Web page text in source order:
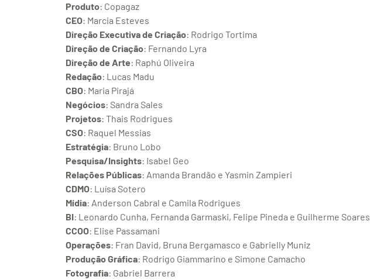
Produto: Copagaz
CEO: Marcia Esteves
Direção Executiva de Criação: Rodrigo Tortima
Direção de Criação: Fernando Lyra
Direção de Arte: Raphú Oliveira
Redação: Lucas Madu
CBO: Maria Pirajá
Negócios: Sandra Sales
Projetos: Thais Rodrigues
CSO: Raquel Messias
Estratégia: Bruno Lobo
Pesquisa/Insights: Isabel Geo
Relações Públicas: Amanda Brandão e Yasmin Zampieri
CDMO: Luísa Sotero
Mídia: Anderson Cabral e Camila Rodrigues
BI: Leonardo Cunha, Fernanda Garmaski, Felipe Pineda e Guilherme Soares
CCOO: Elise Passamani
Operações: Fran David, Bruna Bergamasco e Gabrielly Muniz
Produção Gráfica: Rodrigo Giammarino e Simone Camacho
Fotografia: Gabriel Barrera